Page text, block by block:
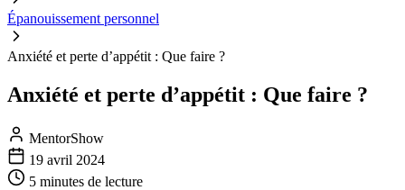
Épanouissement personnel
Anxiété et perte d’appétit : Que faire ?
Anxiété et perte d’appétit : Que faire ?
MentorShow
19 avril 2024
5 minutes de lecture